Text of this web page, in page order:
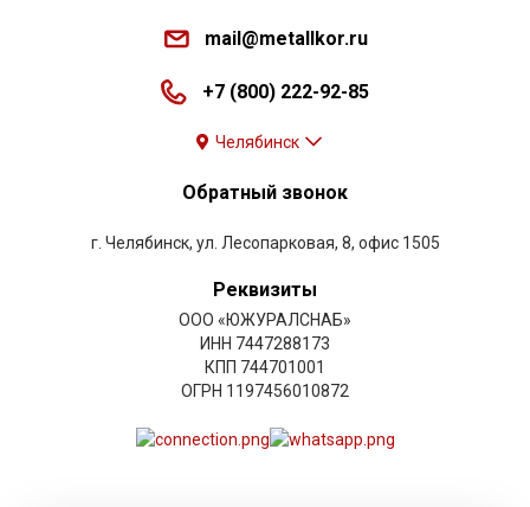
mail@metallkor.ru
+7 (800) 222-92-85
Челябинск
Обратный звонок
г. Челябинск, ул. Лесопарковая, 8, офис 1505
Реквизиты
ООО «ЮЖУРАЛСНАБ»
ИНН 7447288173
КПП 744701001
ОГРН 1197456010872